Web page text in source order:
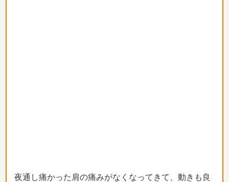
夜通し痛かった肩の痛みがなくなってきて、動きも良